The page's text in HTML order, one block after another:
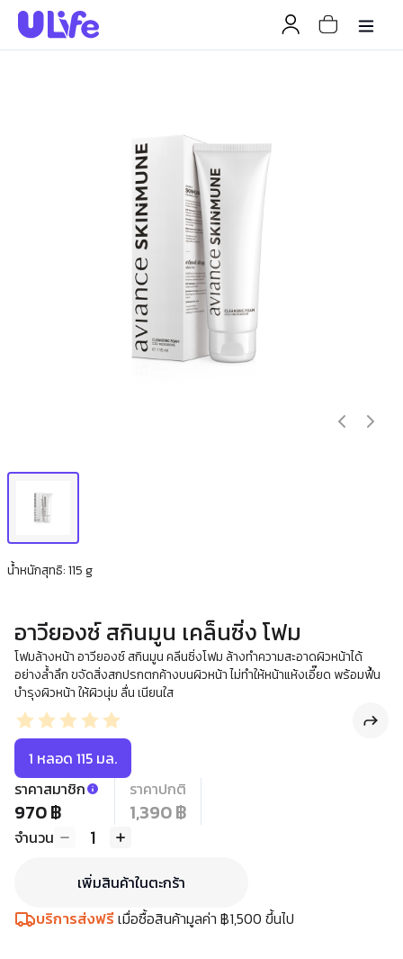
น้ำหนักสุทธิ: 115 g
อาวียองซ์ สกินมูน เคล็นซิ่ง โฟม
โฟมล้างหน้า อาวียองซ์ สกินมูน คลีนซิ่งโฟม ล้างทำความสะอาดผิวหน้าได้
อย่างล้ำลึก ขจัดสิ่งสกปรกตกค้างบนผิวหน้า ไม่ทำให้หน้าแห้งเอี๊ยด พร้อมฟื้น
บำรุงผิวหน้า ให้ผิวนุ่ม ลื่น เนียนใส
1 หลอด 115 มล.
ราคาสมาชิก
970 ฿
ราคาปกติ
1,390 ฿
จำนวน 1
เพิ่มสินค้าในตะกร้า
บริการส่งฟรีเมื่อซื้อสินค้ามูลค่า ฿1,500 ขึ้นไป